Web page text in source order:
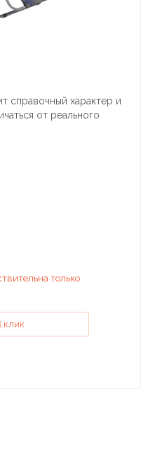
справочный характер и
от реального
только
клик